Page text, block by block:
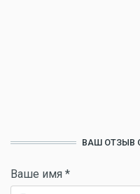
ВАШ ОТЗЫВ
Ваше имя *